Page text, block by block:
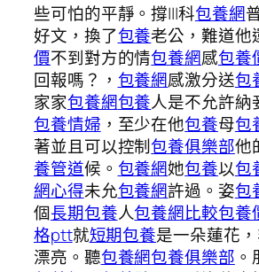
些可怕的平靜。撐|||科包養網
好文，換了包養老公，難道他
價不到對方的情包養網感包養
回報嗎？， 包養網感激分送包
家家包養網包養人是不允許納
包養情婦 ，至少在他包養母包
著並且可以控制包養俱樂部他
養管道候。 包養網她包養以包
網心得未允包養網許過。姿包
個長期包養人包養網比較包養
格ptt就短期包養是一朵蓮花
漂亮。聽包養網包養俱樂部